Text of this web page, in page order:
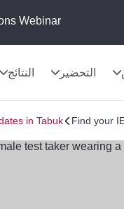
Webinar:
التحضير النتائج
Find your
in Tabuk